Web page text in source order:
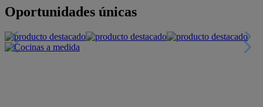
Oportunidades únicas